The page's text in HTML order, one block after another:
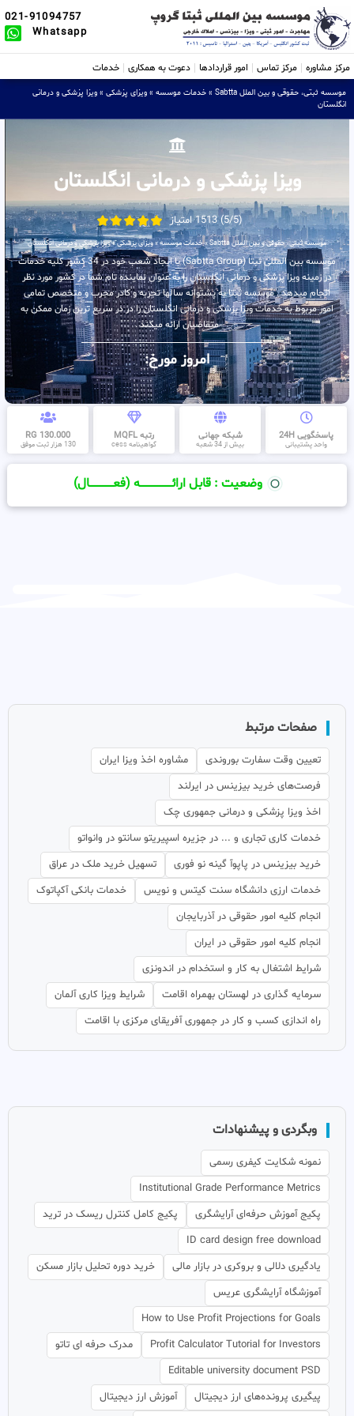
021-91094757
Whatsapp
مرکز مشاوره مرکز تماس امور قراردادها دعوت به همکاری خدمات
موسسه ثبتی، حقوقی و بین الملل Sabtta » خدمات موسسه » ویزای پزشکی » ویزا پزشکی و درمانی
انگلستان
ویزا پزشکی و درمانی انگلستان
(5/5) 1513 امتیاز
موسسه ثبتی، حقوقی و بین الملل Sabtta »خدمات موسسه»ویزای پزشکی»ویزا پزشکی و درمانی انگلستان
موسسه بین المللی ثبتا (Sabtta Group) با ایجاد شعب خود در 34 کشور کلیه خدمات
در زمینه ویزا پزشکی و درمانی انگلستان را به عنوان نماینده تام شما در کشور مورد نظر
انجام میدهد . موسسه ثبتا به پشتوانه سالها تجربه و کادر مجرب و متخصص تمامی
امور مربوط به خدمات ویزا پزشکی و درمانی انگلستان را در در سریع ترین زمان ممکن به
متقاضیان ارائه میکند .
امروز مورخ:
پاسخگویی 24H
واحد پشتیبانی
شبکه جهانی
بیش از 34 شعبه
رتبه MQFL
گواهینامه cess
130.000 RG
130 هزار ثبت موفق
وضعیت : قابل ارائــــــــــــــــــــه (فعـــــــــــــــال)
صفحات مرتبط
تعیین وقت سفارت بوروندی
مشاوره اخذ ویزا ایران
فرصت‌های خرید بیزینس در ایرلند
اخذ ویزا پزشکی و درمانی جمهوری چک
خدمات کاری تجاری و ... در جزیره اسپیریتو سانتو در وانواتو
خرید بیزینس در پاپوآ گینه نو فوری
تسهیل خرید ملک در عراق
خدمات ارزی دانشگاه سنت کیتس و نویس
خدمات بانکی آکپاتوک
انجام کلیه امور حقوقی در آذربایجان
انجام کلیه امور حقوقی در ایران
شرایط اشتغال به کار و استخدام در اندونزی
سرمایه گذاری در لهستان بهمراه اقامت
شرایط ویزا کاری آلمان
راه اندازی کسب و کار در جمهوری آفریقای مرکزی با اقامت
وبگردی و پیشنهادات
نمونه شکایت کیفری رسمی
Institutional Grade Performance Metrics
پکیج آموزش حرفه‌ای آرایشگری
پکیج کامل کنترل ریسک در ترید
ID card design free download
یادگیری دلالی و بروکری در بازار مالی
خرید دوره تحلیل بازار مسکن
آموزشگاه آرایشگری عریس
How to Use Profit Projections for Goals
Profit Calculator Tutorial for Investors
مدرک حرفه ای تاتو
Editable university document PSD
پیگیری پرونده‌های ارز دیجیتال
آموزش ارز دیجیتال